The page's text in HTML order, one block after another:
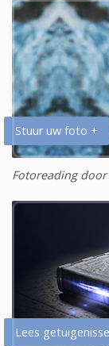
Stuur uw foto +
Fotoreading
Lees